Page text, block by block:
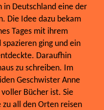
in Deutschland eine der
Die Idee dazu bekam
Tages mit ihrem
ging und ein
Daraufhin
zu schreiben. Im
Geschwister Anne
Bücher ist. Sie
zu all den Orten reisen